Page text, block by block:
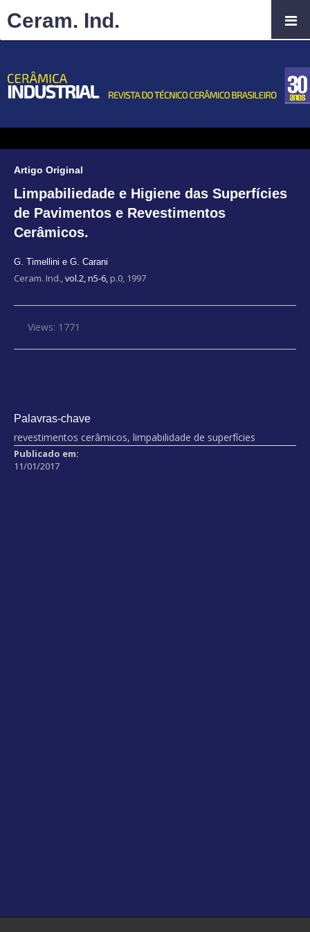
Artigo Original
Limpabiliedade e Higiene das Superfícies
de Pavimentos e Revestimentos
Cerâmicos.
G. Timellini e G. Carani
Ceram. Ind.,vol.2, n5-6, p.0, 1997
Views: 1771
Palavras-chave
revestimentos cerâmicos, limpabilidade de superfícies
Publicado em:
11/01/2017
Ceram. Ind.